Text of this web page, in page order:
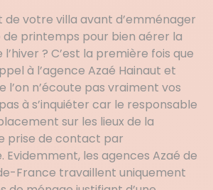
de votre villa avant d’emménager
de printemps pour bien aérer la
l’hiver ? C’est la première fois que
à l’agence Azaé Hainaut et
l’on n’écoute pas vraiment vos
pas à s’inquiéter car le responsable
sur les lieux de la
prise de contact par
Evidemment, les agences Azaé de
France travaillent uniquement